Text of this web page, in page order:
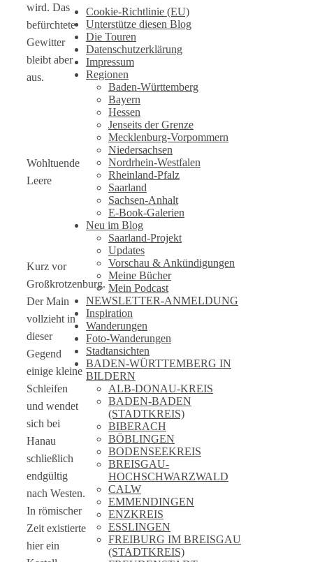
wird. Das
befürchtete
Gewitter
bleibt aber
aus.
Wohltuende
Leere
Kurz vor
Großkrotzenburg.
Der Main
vollzieht in
dieser
Gegend
einige kleine
Schleifen
und wendet
sich bei
Hanau
schließlich
endgültig
nach Westen.
In römischer
Zeit existierte
hier ein
Cookie-Richtlinie (EU)
Unterstütze diesen Blog
Die Touren
Datenschutzerklärung
Impressum
Regionen
Baden-Württemberg
Bayern
Hessen
Jenseits der Grenze
Mecklenburg-Vorpommern
Niedersachsen
Nordrhein-Westfalen
Rheinland-Pfalz
Saarland
Sachsen-Anhalt
E-Book-Galerien
Neu im Blog
Saarland-Projekt
Updates
Vorschau & Ankündigungen
Meine Bücher
Mein Podcast
NEWSLETTER-ANMELDUNG
Inspiration
Wanderungen
Foto-Wanderungen
Stadtansichten
BADEN-WÜRTTEMBERG IN
BILDERN
ALB-DONAU-KREIS
BADEN-BADEN
(STADTKREIS)
BIBERACH
BÖBLINGEN
BODENSEEKREIS
BREISGAU-
HOCHSCHWARZWALD
CALW
EMMENDINGEN
ENZKREIS
ESSLINGEN
FREIBURG IM BREISGAU
(STADTKREIS)